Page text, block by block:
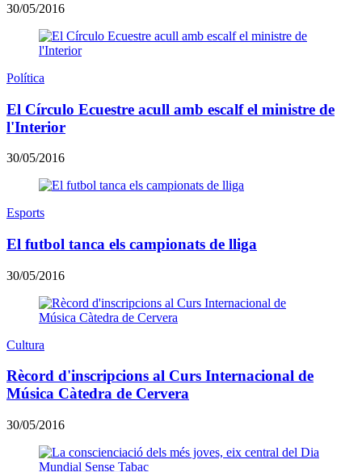
30/05/2016
Política
El Círculo Ecuestre acull amb escalf el ministre de
l'Interior
30/05/2016
Esports
El futbol tanca els campionats de lliga
30/05/2016
Cultura
Rècord d'inscripcions al Curs Internacional de
Música Càtedra de Cervera
30/05/2016